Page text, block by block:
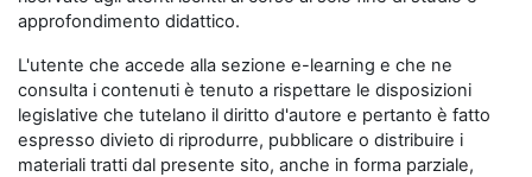
approfondimento didattico.
L'utente che accede alla sezione e-learning e che ne
consulta i contenuti è tenuto a rispettare le disposizioni
legislative che tutelano il diritto d'autore e pertanto è fatto
espresso divieto di riprodurre, pubblicare o distribuire i
materiali tratti dal presente sito, anche in forma parziale,